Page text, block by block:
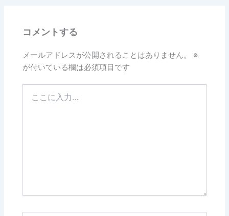
コメントする
メールアドレスが公開されることはありません。
※
が付いている欄は必須項目です